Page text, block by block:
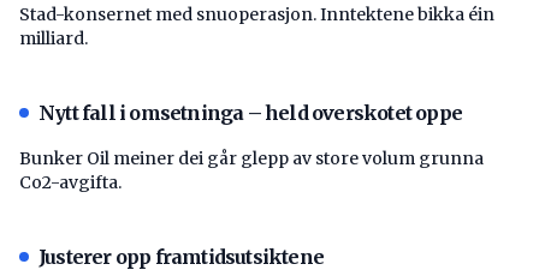
Stad-konsernet med snuoperasjon. Inntektene bikka éin
milliard.
Nytt fall i omsetninga – held overskotet oppe
Bunker Oil meiner dei går glepp av store volum grunna
Co2-avgifta.
Justerer opp framtidsutsiktene